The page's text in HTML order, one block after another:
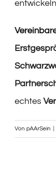
echtes
Von pAArSein